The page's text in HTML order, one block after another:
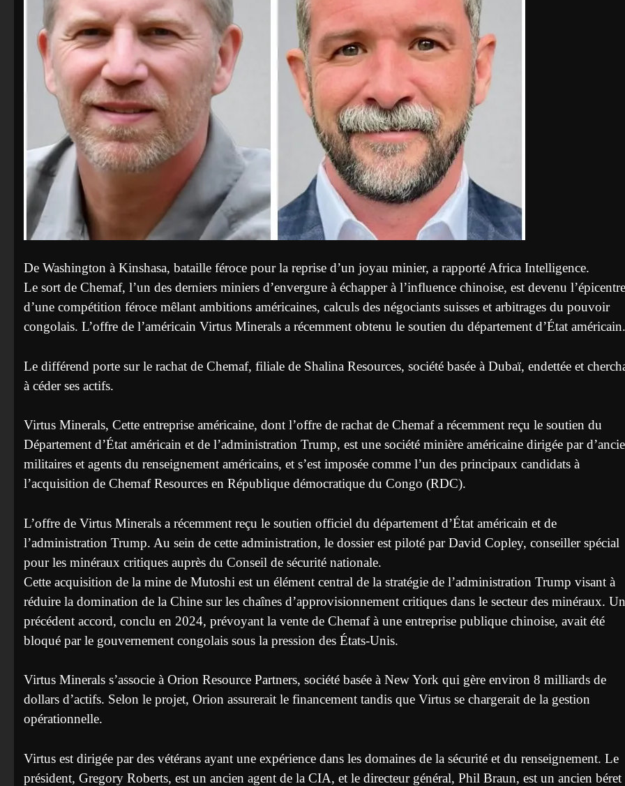
De Washington à Kinshasa, bataille féroce pour la reprise d’un joyau minier, a rapporté Africa Intelligence.
Le sort de Chemaf, l’un des derniers miniers d’envergure à échapper à l’influence chinoise, est devenu l’épicentre
d’une compétition féroce mêlant ambitions américaines, calculs des négociants suisses et arbitrages du pouvoir
congolais. L’offre de l’américain Virtus Minerals a récemment obtenu le soutien du département d’État américain.
Le différend porte sur le rachat de Chemaf, filiale de Shalina Resources, société basée à Dubaï, endettée et
à céder ses actifs.
Virtus Minerals, Cette entreprise américaine, dont l’offre de rachat de Chemaf a récemment reçu le soutien du
Département d’État américain et de l’administration Trump, est une société minière américaine dirigée par
militaires et agents du renseignement américains, et s’est imposée comme l’un des principaux candidats à
l’acquisition de Chemaf Resources en République démocratique du Congo (RDC).
L’offre de Virtus Minerals a récemment reçu le soutien officiel du département d’État américain et de
l’administration Trump. Au sein de cette administration, le dossier est piloté par David Copley, conseiller spécial
pour les minéraux critiques auprès du Conseil de sécurité nationale.
Cette acquisition de la mine de Mutoshi est un élément central de la stratégie de l’administration Trump visant à
réduire la domination de la Chine sur les chaînes d’approvisionnement critiques dans le secteur des minéraux. Un
précédent accord, conclu en 2024, prévoyant la vente de Chemaf à une entreprise publique chinoise, avait été
bloqué par le gouvernement congolais sous la pression des États-Unis.
Virtus Minerals s’associe à Orion Resource Partners, société basée à New York qui gère environ 8 milliards de
dollars d’actifs. Selon le projet, Orion assurerait le financement tandis que Virtus se chargerait de la gestion
opérationnelle.
Virtus est dirigée par des vétérans ayant une expérience dans les domaines de la sécurité et du renseignement. Le
président, Gregory Roberts, est un ancien agent de la CIA, et le directeur général, Phil Braun, est un ancien béret